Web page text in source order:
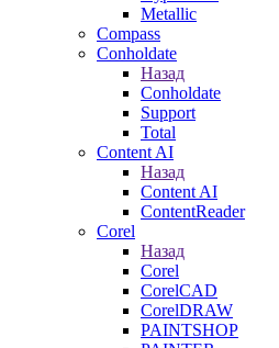
Metallic
Compass
Conholdate
Назад
Conholdate
Support
Total
Content AI
Назад
Content AI
ContentReader
Corel
Назад
Corel
CorelCAD
CorelDRAW
PAINTSHOP